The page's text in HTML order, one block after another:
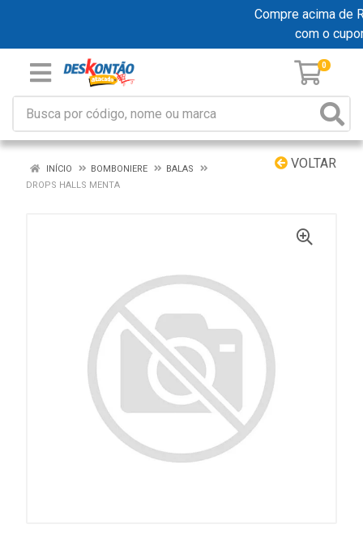
Compre acima de
com o
0
VOLTAR
INÍCIO BOMBONIERE
BALAS
DROPS HALLS MENTA